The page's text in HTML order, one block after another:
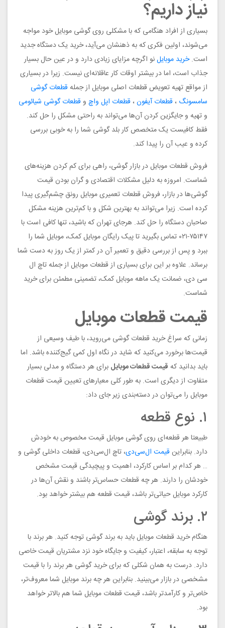
نیاز داریم؟
بسیاری از افراد هنگامی که با مشکلی روی گوشی موبایل خود مواجه
می‌شوند، اولین فکری که به ذهنشان می‌آید، خرید یک دستگاه جدید
است.خرید موبایلنو اگرچه مزایای زیادی دارد و در عین حال بسیار
جذاب است، اما در بیشتر اوقات کار عاقلانه‌ای نیست. زیرا در بسیاری
از مواقع تهیه تعویض قطعات اصلی موبایل از جمله قطعات گوشی
سامسونگ ، قطعات آیفون، قطعات اپل واچ و قطعات گوشی شیائومی
و تهیه و جایگزین کردن آن‌ها می‌تواند به راحتی مشکل را حل کند.
فقط کافیست یک متخصص کار بلد گوشی شما را به خوبی بررسی
کرده و عیب آن را پیدا کند.
فروش قطعات موبایل در بازار گوشی، راهی برای کم کردن هزینه‌های
شماست. امروزه به دلیل مشکلات اقتصادی و گران بودن قیمت
گوشی‌ها در بازار، فروش قطعات تعمیری موبایل رونق چشم‌گیری پیدا
کرده است. زیرا می‌تواند به بهترین شکل و با کم‌ترین هزینه مشکل
صاحبان دستگاه را حل کند. هرجای تهران که باشید، تنها کافی است با
۷۵۱۴۷-۰۲۱ تماس بگیرید تا پیک رایگان موبایل کمک، موبایل شما را
ببرد و پس از بررسی دقیق و تعمیر آن در کمتر از یک روز به دست شما
برساند. علاوه بر این برای بسیاری از قطعات موبایل از جمله تاچ ال
سی دی، ضمانت یک ماهه موبایل کمک، تضمینی مطمئن برای خرید
شماست.
قیمت قطعات موبایل
زمانی که سراغ خرید قطعات گوشی می‌روید، با طیف وسیعی از
قیمت‌ها برخورد می‌کنید که شاید در نگاه اول کمی گیج‌کننده باشد. اما
باید بدانید که قیمت قطعات موبایل برای هر دستگاه و مدلی بسیار
متفاوت‌ از دیگری است. به طور کلی معیارهای تعیین قیمت قطعات
موبایل را می‌توان در دسته‌بندی زیر جای داد:
۱. نوع قطعه
طبیعتا هر قطعه‌ای روی گوشی موبایل قیمت مخصوص به خودش
دارد. بنابراین قیمت ال‌سی‌دی، تاچ ال‌سی‌دی، قطعات داخلی گوشی و
… هر کدام بر اساس کارکرد، اهمیت و پیچیدگی قیمت مشخص
خودشان را دارند. هر چه قطعات حساس‌تر باشند و نقش آن‌ها در
کارکرد موبایل حیاتی‌تر باشد، قیمت قطعه هم بیشتر خواهد بود.
۲. برند گوشی
هنگام خرید قطعات موبایل باید به برند گوشی توجه کنید. هر برند با
توجه به سابقه، اعتبار، کیفیت و جایگاه خود نزد مشتریان قیمت خاصی
دارد. درست به همان شکلی که برای خرید گوشی هر برند را با قیمت
مشخصی در بازار می‌بینید. بنابراین هر چه برند موبایل شما معروف‌تر،
خاص‌تر و کارآمدتر باشد، قیمت قطعات موبایل شما هم بالاتر خواهد
بود.